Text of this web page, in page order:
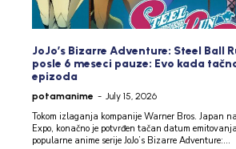
JoJo’s Bizarre Adventure: Steel Ball
posle 6 meseci pauze: Evo kada
epizoda
potamanime - July 15, 2026
Tokom izlaganja kompanije Warner Bros. Japan
Expo, konačno je potvrđen tačan datum
popularne anime serije JoJo’s Bizarre Adventure:...